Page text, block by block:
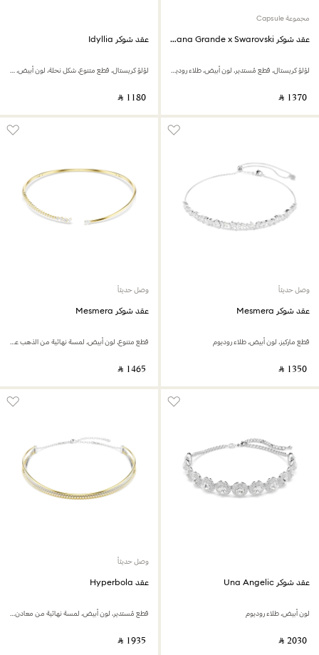
مجموعة Capsule
عقد شوكر Ariana Grande x Swarovski
لؤلؤ كريستال، قطع مُستدير، لون أبيض، طلاء روديوم
‎ ⃁ ⁦1370⁩ ‎
عقد شوكر Idyllia
لؤلؤ كريستال، قطع متنوع، شكل نحلة، لون أبيض، لمسة نهائية من الذهب عيار 18 قيراط
‎ ⃁ ⁦1180⁩ ‎
وصل حديثاً
عقد شوكر Mesmera
قطع ماركيز، لون أبيض، طلاء روديوم
‎ ⃁ ⁦1350⁩ ‎
وصل حديثاً
عقد شوكر Mesmera
قطع متنوع، لون أبيض، لمسة نهائية من الذهب عيار 18 قيراط
‎ ⃁ ⁦1465⁩ ‎
عقد شوكر Una Angelic
لون أبيض، طلاء روديوم
‎ ⃁ ⁦2030⁩ ‎
وصل حديثاً
عقد Hyperbola
قطع مُستدير، لون أبيض، لمسة نهائية من معادن مختلطة
‎ ⃁ ⁦1935⁩ ‎